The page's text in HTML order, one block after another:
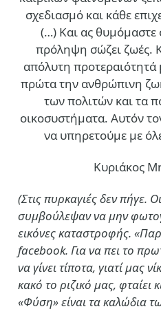
σχεδιασμό και κάθε
(…) Και ας θυμόμαστε
πρόληψη σώζει ζωές.
απόλυτη
πρώτα την ανθρώπινη
των πολιτών και τα
οικοσυστήματα. Αυτόν
να υπηρετούμε με
Κυριάκος
(Στις πυρκαγιές δεν πήγε.
συμβούλεψαν να μην
εικόνες καταστροφής.
facebook. Για να πει το
να γίνει τίποτα, γιατί μας
κακό το ριζικό μας, φταίει
«Φύση» είναι τα καλώδια